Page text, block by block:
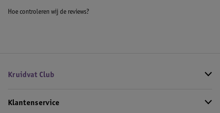
Hoe controleren wij de reviews?
Kruidvat Club
Klantenservice